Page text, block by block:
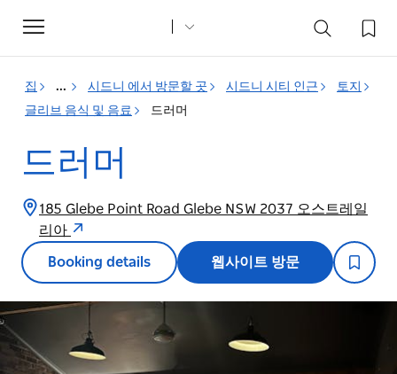
Toggle
navigation
집 ... 시드니 에서 방문할 곳 시드니 시티 인근
토지
글리브 음식 및 음료
드러머
드러머
185 Glebe Point Road Glebe NSW 2037 오스트레일
리아
Booking details 웹사이트 방문